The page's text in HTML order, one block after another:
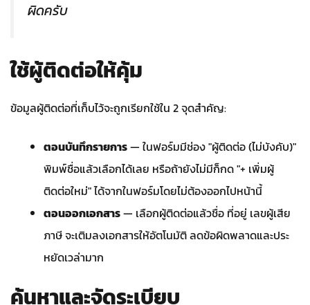
ผิดครับ
ใช้ผู้ติดต่อให้คุ้ม
ข้อมูลผู้ติดต่อที่เก็บไว้จะถูกเรียกใช้ใน 2 จุดสำคัญ:
ตอนบันทึกรายการ— ในฟอร์มมีช่อง "ผู้ติดต่อ (ไม่บังคับ)"
พิมพ์ชื่อแล้วเลือกได้เลย หรือถ้ายังไม่มีก็กด "+ เพิ่มผู้
ติดต่อใหม่" ได้จากในฟอร์มโดยไม่ต้องออกไปหน้านี้
ตอนออกเอกสาร— เลือกผู้ติดต่อแล้วชื่อ ที่อยู่ เลขผู้เสีย
ภาษี จะเติมลงเอกสารให้อัตโนมัติ ลดข้อผิดพลาดและประ
หยัดเวล่ามาก
ค้นหาและจัดระเบียบ